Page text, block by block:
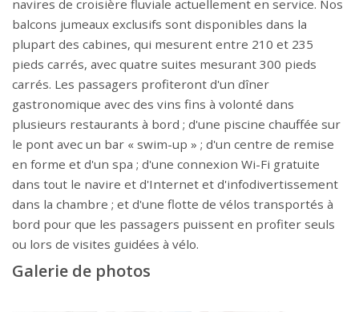
navires de croisière fluviale actuellement en service. Nos
balcons jumeaux exclusifs sont disponibles dans la
plupart des cabines, qui mesurent entre 210 et 235
pieds carrés, avec quatre suites mesurant 300 pieds
carrés. Les passagers profiteront d'un dîner
gastronomique avec des vins fins à volonté dans
plusieurs restaurants à bord ; d'une piscine chauffée sur
le pont avec un bar « swim-up » ; d'un centre de remise
en forme et d'un spa ; d'une connexion Wi-Fi gratuite
dans tout le navire et d'Internet et d'infodivertissement
dans la chambre ; et d'une flotte de vélos transportés à
bord pour que les passagers puissent en profiter seuls
ou lors de visites guidées à vélo.
Galerie de photos